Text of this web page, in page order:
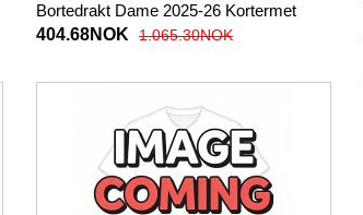
Bortedrakt Dame 2025-26 Kortermet
404.68NOK
1.065.30NOK